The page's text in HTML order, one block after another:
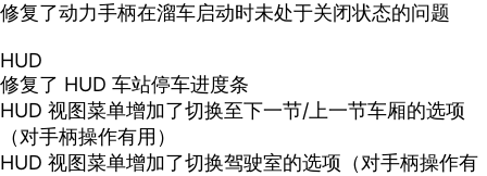
修复了动力手柄在溜车启动时未处于关闭状态的问题
HUD
修复了 HUD 车站停车进度条
HUD 视图菜单增加了切换至下一节/上一节车厢的选项
（对手柄操作有用）
HUD 视图菜单增加了切换驾驶室的选项（对手柄操作有